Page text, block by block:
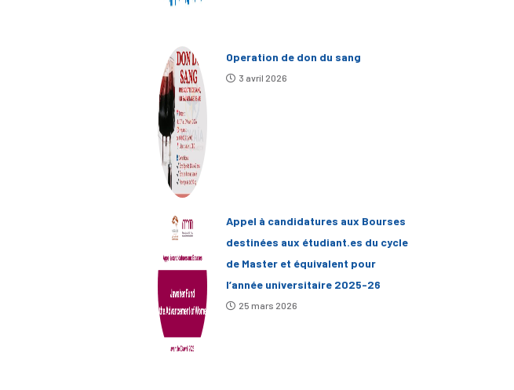
Operation de don du sang
3 avril 2026
Appel à candidatures aux Bourses
destinées aux étudiant.es du cycle
de Master et équivalent pour
l’année universitaire 2025-26
25 mars 2026